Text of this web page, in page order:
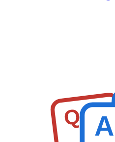
Q A